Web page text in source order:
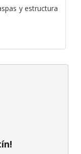
y estructura